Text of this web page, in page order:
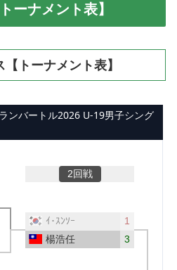
ーナメント表】
トーナメント表】